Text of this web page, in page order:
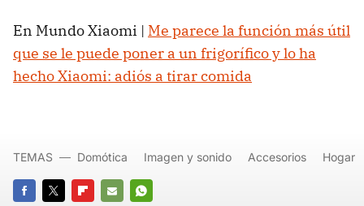
En Mundo Xiaomi | Me parece la función más útil
que se le puede poner a un frigorífico y lo ha
hecho Xiaomi: adiós a tirar comida
TEMAS Domótica Imagen y sonido Accesorios Hogar